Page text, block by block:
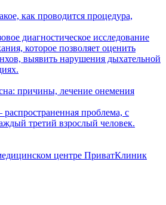
как проводится процедура,
диагностическое исследование
которое позволяет оценить
выявить нарушения дыхательной
причины, лечение онемения
проблема, с
третий взрослый человек.
центре ПриватКлиник